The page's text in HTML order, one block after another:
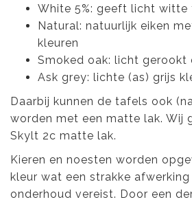
White 5%: geeft licht
Natural: natuurlijk eiken
kleuren
Smoked oak: licht gerookt
Ask grey: lichte (as) grijs
Daarbij kunnen de tafels ook
worden met een matte lak. Wij
Skylt 2c matte lak.
Kieren en noesten worden
kleur wat een strakke
onderhoud vereist. Door een